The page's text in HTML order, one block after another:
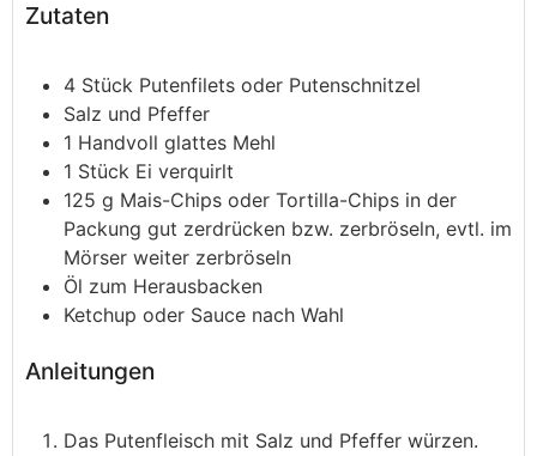
Zutaten
4 Stück Putenfilets oder Putenschnitzel
Salz und Pfeffer
1 Handvoll glattes Mehl
1 Stück Ei verquirlt
125 g Mais-Chips oder Tortilla-Chips in der
Packung gut zerdrücken bzw. zerbröseln, evtl. im
Mörser weiter zerbröseln
Öl zum Herausbacken
Ketchup oder Sauce nach Wahl
Anleitungen
Das Putenfleisch mit Salz und Pfeffer würzen.